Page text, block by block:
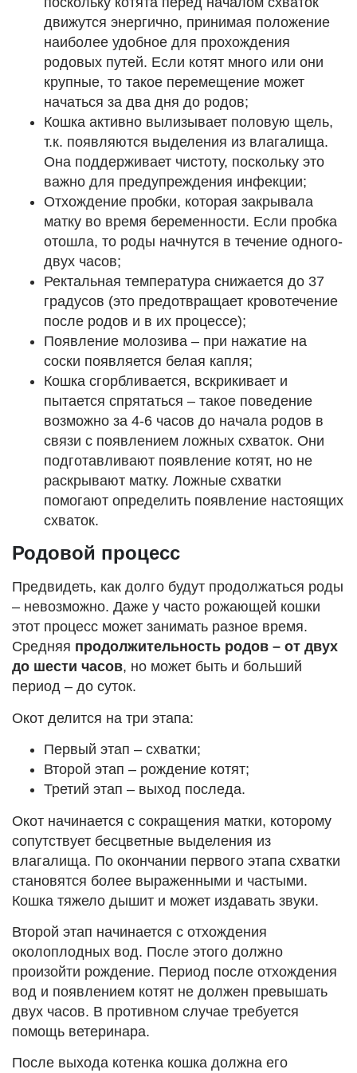
движутся энергично, принимая положение
наиболее удобное для прохождения
родовых путей. Если котят много или они
крупные, то такое перемещение может
начаться за два дня до родов;
Кошка активно вылизывает половую щель,
т.к. появляются выделения из влагалища.
Она поддерживает чистоту, поскольку это
важно для предупреждения инфекции;
Отхождение пробки, которая закрывала
матку во время беременности. Если пробка
отошла, то роды начнутся в течение одного-
двух часов;
Ректальная температура снижается до 37
градусов (это предотвращает кровотечение
после родов и в их процессе);
Появление молозива – при нажатие на
соски появляется белая капля;
Кошка сгорбливается, вскрикивает и
пытается спрятаться – такое поведение
возможно за 4-6 часов до начала родов в
связи с появлением ложных схваток. Они
подготавливают появление котят, но не
раскрывают матку. Ложные схватки
помогают определить появление настоящих
схваток.
Родовой процесс
Предвидеть, как долго будут продолжаться роды
– невозможно. Даже у часто рожающей кошки
этот процесс может занимать разное время.
Средняя продолжительность родов – от двух
до шести часов, но может быть и больший
период – до суток.
Окот делится на три этапа:
Первый этап – схватки;
Второй этап – рождение котят;
Третий этап – выход последа.
Окот начинается с сокращения матки, которому
сопутствует бесцветные выделения из
влагалища. По окончании первого этапа схватки
становятся более выраженными и частыми.
Кошка тяжело дышит и может издавать звуки.
Второй этап начинается с отхождения
околоплодных вод. После этого должно
произойти рождение. Период после отхождения
вод и появлением котят не должен превышать
двух часов. В противном случае требуется
помощь ветеринара.
После выхода котенка кошка должна его